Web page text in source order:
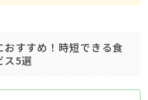
おすすめ！時短できる食
ス5選